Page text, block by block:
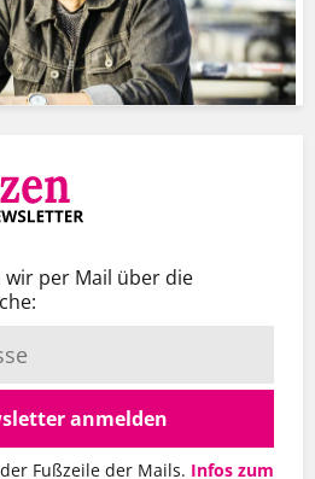
per Mail über die
anmelden
Fußzeile der Mails. Infos zum